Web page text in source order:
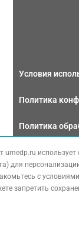
Условия
Политика
Политика
Связаться с
umedp.ru
для
с
запретить